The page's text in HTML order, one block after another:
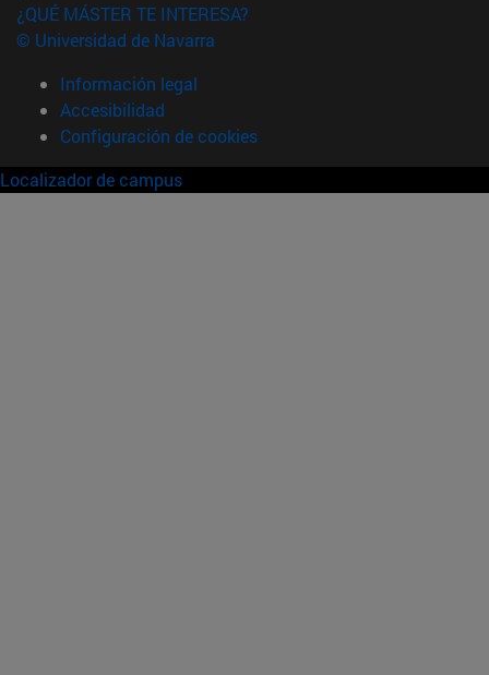
¿QUÉ MÁSTER TE INTERESA?
© Universidad de Navarra
Información legal
Accesibilidad
Configuración de cookies
Localizador de campus